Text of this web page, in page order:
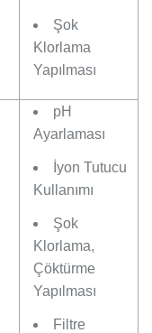
Şok
Klorlama
Yapılması
pH
Ayarlaması
İyon Tutucu
Kullanımı
Şok
Klorlama,
Çöktürme
Yapılması
Filtre